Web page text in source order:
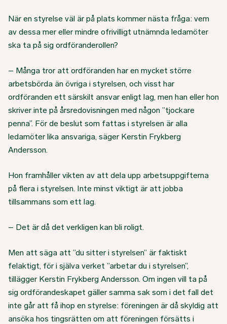
När en styrelse väl är på plats kommer nästa fråga: vem
av dessa mer eller mindre ofrivilligt utnämnda ledamöter
ska ta på sig ordföranderollen?
– Många tror att ordföranden har en mycket större
arbetsbörda än övriga i styrelsen, och visst har
ordföranden ett särskilt ansvar enligt lag, men han eller hon
skriver inte på årsredovisningen med någon ”tjockare
penna”. För de beslut som fattas i styrelsen är alla
ledamöter lika ansvariga, säger Kerstin Frykberg
Andersson.
Hon framhåller vikten av att dela upp arbetsuppgifterna
på flera i styrelsen. Inte minst viktigt är att jobba
tillsammans som ett lag.
– Det är då det verkligen kan bli roligt.
Men att säga att ”du sitter i styrelsen” är faktiskt
felaktigt, för i själva verket ”arbetar du i styrelsen”,
tillägger Kerstin Frykberg Andersson. Om ingen vill ta på
sig ordförandeskapet gäller samma sak som i det fall det
inte går att få ihop en styrelse: föreningen är då skyldig att
ansöka hos tingsrätten om att föreningen försätts i